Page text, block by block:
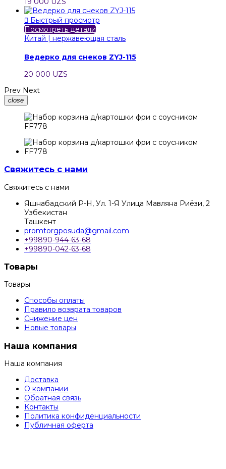
 Быстрый просмотр
Посмотреть детали
Китай | нержавеющая сталь
Ведерко для снеков ZYJ-115
20 000 UZS
Prev Next
close
Свяжитесь с нами
Свяжитесь с нами
Яшнабадский Р-Н, Ул. 1-Я Улица Мавляна Риёзи, 2
Узбекистан
Ташкент
promtorgposuda@gmail.com
+99890-944-63-68
+99890-042-63-68
Товары
Товары
Способы оплаты
Правило возврата товаров
Снижение цен
Новые товары
Наша компания
Наша компания
Доставка
О компании
Обратная связь
Контакты
Политика конфиденциальности
Публичная оферта